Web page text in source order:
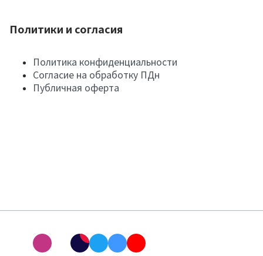
Политики и согласия
Политика конфиденциальности
Согласие на обработку ПДн
Публичная оферта